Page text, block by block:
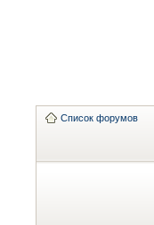
Список форумов